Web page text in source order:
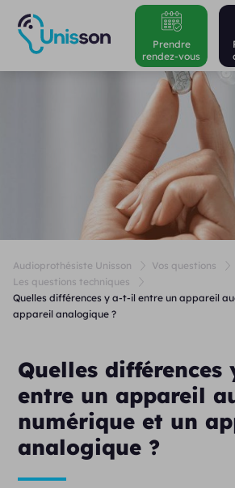
Prendre
rendez-vous
Audioprothésiste Unisson
Vos questions
Les questions techniques
Quelles différences y a-t-il entre un appareil
appareil analogique ?
Quelles
entre un appareil
numérique et un
analogique ?